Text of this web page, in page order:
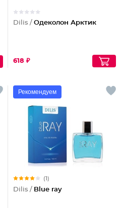
Dilis / Одеколон Арктик
618 ₽
Рекомендуем
(1)
Dilis / Blue ray